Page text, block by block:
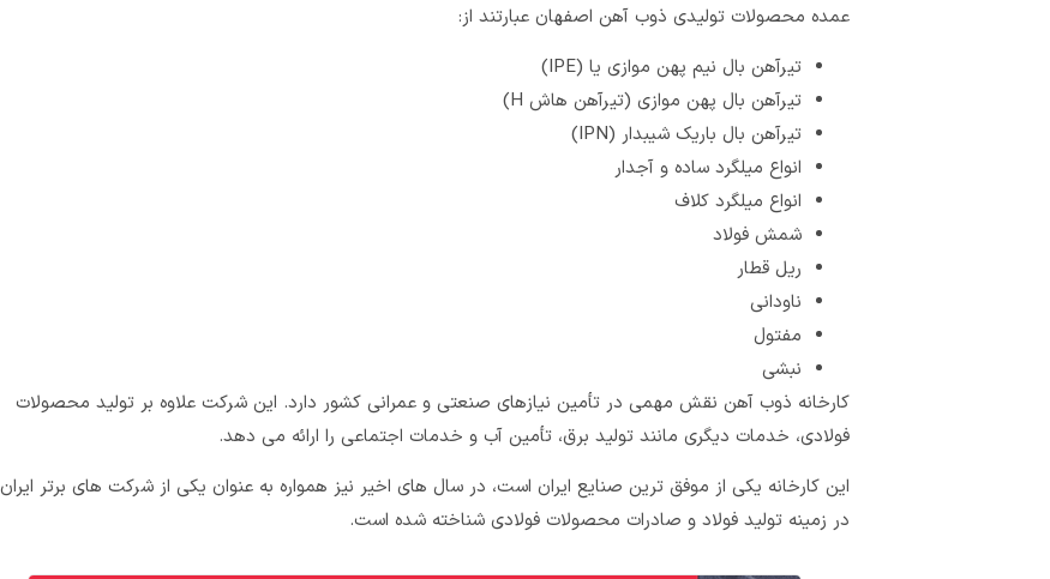
عمده محصولات تولیدی ذوب آهن اصفهان عبارتند از:
تیرآهن بال نیم پهن موازی یا (IPE)
تیرآهن بال پهن موازی (تیرآهن هاش H)
تیرآهن بال باریک شیبدار (IPN)
انواع میلگرد ساده و آجدار
انواع میلگرد کلاف
شمش فولاد
ریل قطار
ناودانی
مفتول
نبشی
کارخانه ذوب آهن نقش مهمی در تأمین نیازهای صنعتی و عمرانی کشور دارد. این شرکت علاوه بر تولید محصولات
فولادی، خدمات دیگری مانند تولید برق، تأمین آب و خدمات اجتماعی را ارائه می دهد.
این کارخانه یکی از موفق ترین صنایع ایران است، در سال های اخیر نیز همواره به عنوان یکی از شرکت های برتر ایران
در زمینه تولید فولاد و صادرات محصولات فولادی شناخته شده است.